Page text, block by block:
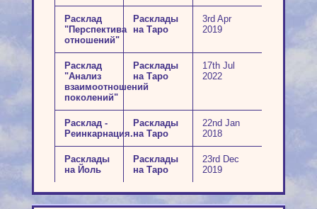
Расклад
"Перспектива
отношений"
Расклады
на Таро
3rd Apr
2019
Расклад
"Анализ
взаимоотношений
поколений"
Расклады
на Таро
17th Jul
2022
Расклад -
Реинкарнация.
Расклады
на Таро
22nd Jan
2018
Расклады
на Йоль
Расклады
на Таро
23rd Dec
2019